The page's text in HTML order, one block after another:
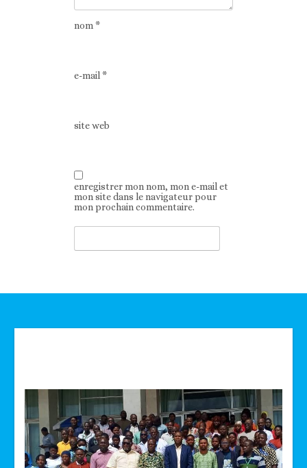
nom*
e-mail*
site web
enregistrer mon nom, mon e-mail et
mon site dans le navigateur pour
mon prochain commentaire.